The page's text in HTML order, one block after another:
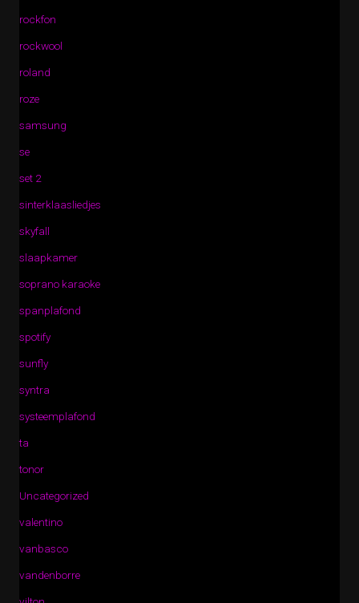
rockfon
rockwool
roland
roze
samsung
se
set 2
sinterklaasliedjes
skyfall
slaapkamer
soprano karaoke
spanplafond
spotify
sunfly
syntra
systeemplafond
ta
tonor
Uncategorized
valentino
vanbasco
vandenborre